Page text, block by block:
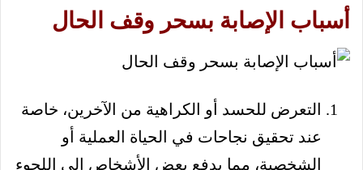
أسباب الإصابة بسحر وقف الحال
التعرض للحسد أو الكراهية من الآخرين، خاصة
عند تحقيق نجاحات في الحياة العملية أو
الشخصية، مما يدفع بعض الأشخاص إلى اللجوء